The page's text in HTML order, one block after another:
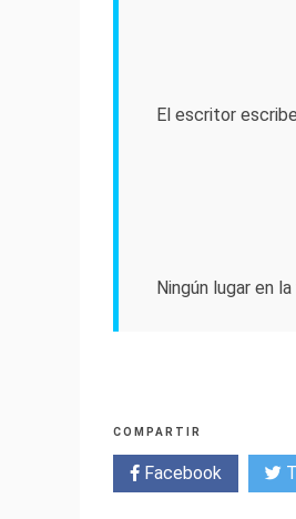
El escritor
Ningún lugar en
COMPARTIR
Facebook